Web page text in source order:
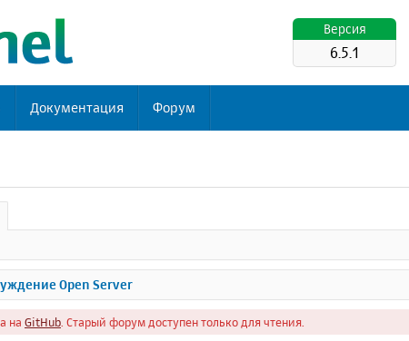
Версия
6.5.1
Документация Форум
Open Server
на GitHub . Старый форум доступен только для чтения.